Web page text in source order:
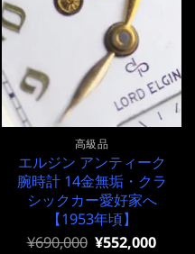
高級品
エルジン アンティーク
腕時計 14金無垢・クラ
シックカー愛好家へ
【1953年頃】
元
¥690,000 現
¥552,000